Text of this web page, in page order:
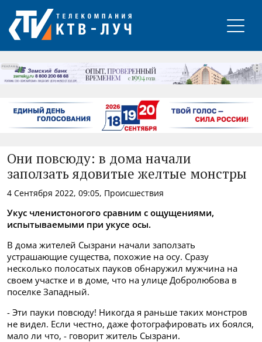
РЕКЛАМА
Они повсюду: в дома начали
заползать ядовитые желтые монстры
4 Сентября 2022, 09:05, Происшествия
Укус членистоногого сравним с ощущениями,
испытываемыми при укусе осы.
В дома жителей Сызрани начали заползать
устрашающие существа, похожие на осу. Сразу
несколько полосатых пауков обнаружил мужчина на
своем участке и в доме, что на улице Добролюбова в
поселке Западный.
- Эти пауки повсюду! Никогда я раньше таких монстров
не видел. Если честно, даже фотографировать их боялся,
мало ли что, - говорит житель Сызрани.